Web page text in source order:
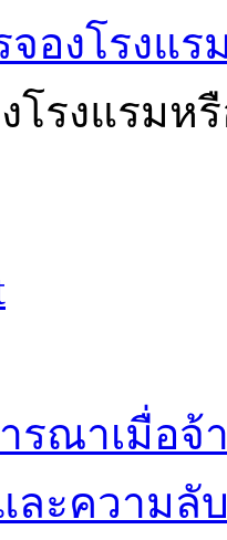
จองโรงแ
โรงแรมห
ณาเมื่อจ้า
ละความ